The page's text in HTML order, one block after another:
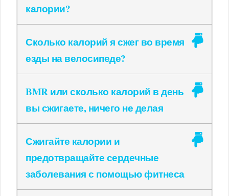
калории?
Сколько калорий я сжег во время
езды на велосипеде?
BMR или сколько калорий в день
вы сжигаете, ничего не делая
Сжигайте калории и
предотвращайте сердечные
заболевания с помощью фитнеса